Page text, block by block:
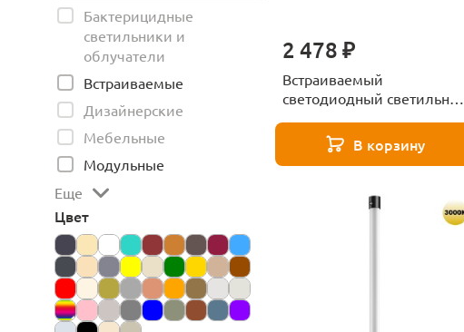
Бактерицидные
светильники и
облучатели
Встраиваемые
Дизайнерские
Мебельные
Модульные
Еще
Цвет
2 478 ₽
Встраиваемый
светодиодный светильник
В корзину